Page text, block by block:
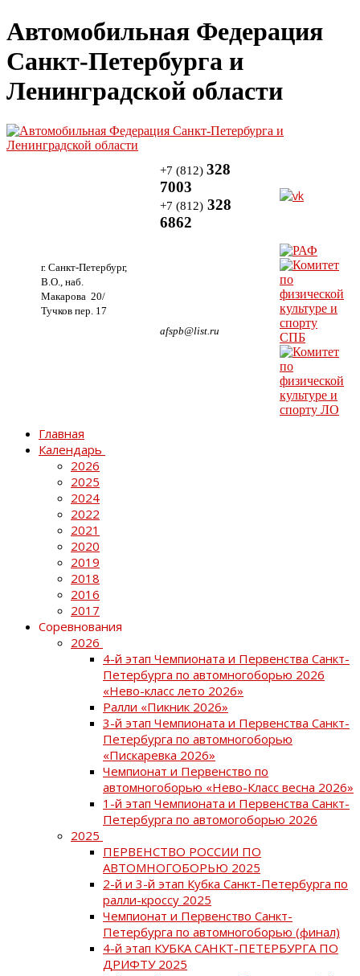
Автомобильная Федерация
Санкт-Петербурга и
Ленинградской области
г. Санкт-Петербург,
В.О., наб.
Макарова 20/
Тучков пер. 17
+7 (812) 328
7003
+7 (812) 328
6862
afspb@list.ru
Главная
Календарь
2026
2025
2024
2022
2021
2020
2019
2018
2016
2017
Соревнования
2026
4-й этап Чемпионата и Первенства Санкт-
Петербурга по автомногоборью 2026
«Нево-класс лето 2026»
Ралли «Пикник 2026»
3-й этап Чемпионата и Первенства Санкт-
Петербурга по автомногоборью
«Пискаревка 2026»
Чемпионат и Первенство по
автомногоборью «Нево-Класс весна 2026»
1-й этап Чемпионата и Первенства Санкт-
Петербурга по автомогоборью 2026
2025
ПЕРВЕНСТВО РОССИИ ПО
АВТОМНОГОБОРЬЮ 2025
2-й и 3-й этап Кубка Санкт-Петербурга по
ралли-кроссу 2025
Чемпионат и Первенство Санкт-
Петербурга по автомногоборью (финал)
4-й этап КУБКА САНКТ-ПЕТЕРБУРГА ПО
ДРИФТУ 2025